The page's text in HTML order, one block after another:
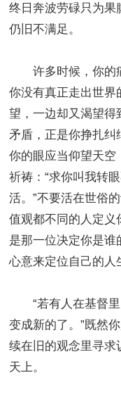
终日奔波劳碌只为果
仍旧不满足。
许多时候，你的
你没有真正走出世界
望，一边却又渴望
矛盾，正是你挣扎纠
你的眼应当仰望天空
祈祷：“求你叫我转
活。”不要活在世俗
值观都不同的人定义
是那一位决定你是
心意来定位自己的人
“若有人在基督里
变成新的了。”既然
续在旧的观念里寻
天上。